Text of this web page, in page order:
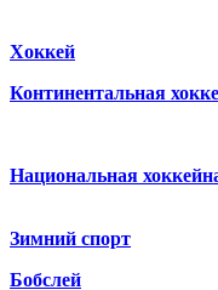
Хоккей
Континентальная
Национальная
Зимний спорт
Бобслей